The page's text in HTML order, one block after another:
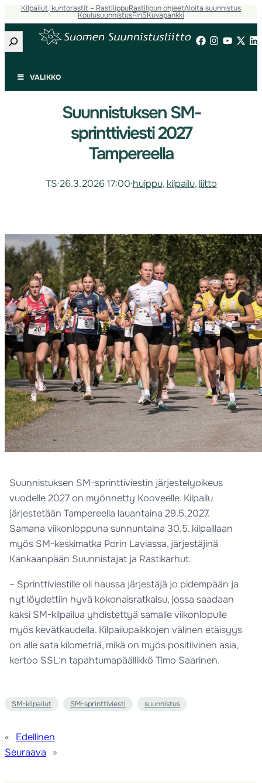
Kilpailut, kuntorastit – RastilippuRastilipun ohjeetAloita suunnistus
KoulusuunnistusFin5Kuvapankki
Etsi
VALIKKO
Suunnistuksen SM-
sprinttiviesti 2027
Tampereella
TS·26.3.2026 17:00·huippu, kilpailu, liitto
Suunnistuksen SM-sprinttiviestin järjestelyoikeus
vuodelle 2027 on myönnetty Kooveelle. Kilpailu
järjestetään Tampereella lauantaina 29.5.2027.
Samana viikonloppuna sunnuntaina 30.5. kilpaillaan
myös SM-keskimatka Porin Laviassa, järjestäjinä
Kankaanpään Suunnistajat ja Rastikarhut.
– Sprinttiviestille oli haussa järjestäjä jo pidempään ja
nyt löydettiin hyvä kokonaisratkaisu, jossa saadaan
kaksi SM-kilpailua yhdistettyä samalle viikonlopulle
myös kevätkaudella. Kilpailupaikkojen välinen etäisyys
on alle sata kilometriä, mikä on myös positiivinen asia,
kertoo SSL:n tapahtumapäällikkö Timo Saarinen.
SM-kilpailut SM-sprinttiviesti suunnistus
«
Edellinen
Seuraava
»